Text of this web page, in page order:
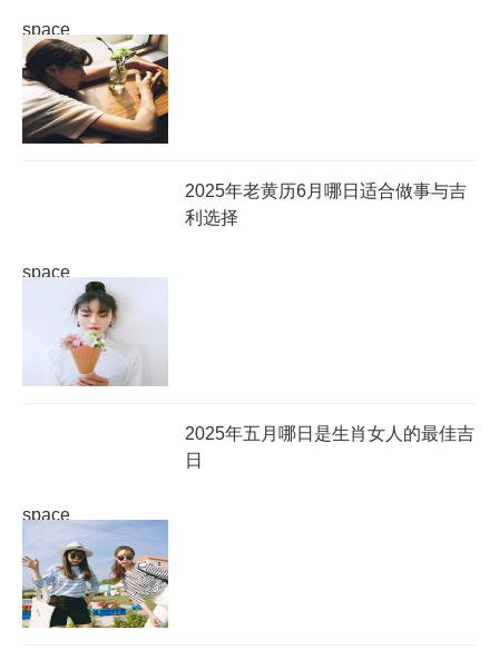
space
space
2025年老黄历6月哪日适合做事与吉
利选择
space
2025年五月哪日是生肖女人的最佳吉
日